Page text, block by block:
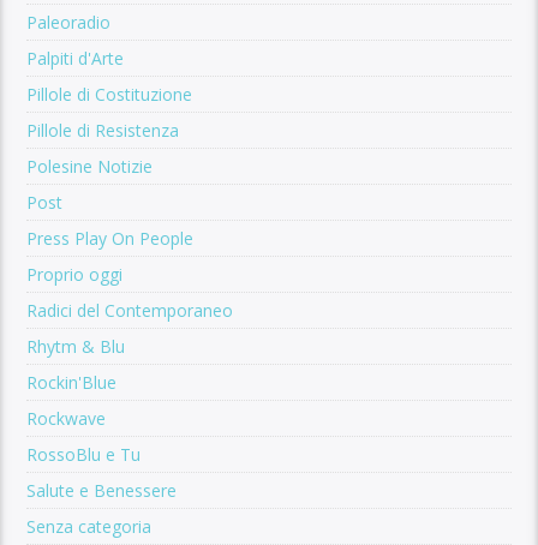
Paleoradio
Palpiti d'Arte
Pillole di Costituzione
Pillole di Resistenza
Polesine Notizie
Post
Press Play On People
Proprio oggi
Radici del Contemporaneo
Rhytm & Blu
Rockin'Blue
Rockwave
RossoBlu e Tu
Salute e Benessere
Senza categoria